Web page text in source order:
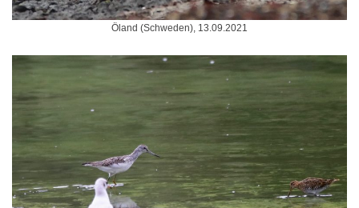
Öland (Schweden), 13.09.2021